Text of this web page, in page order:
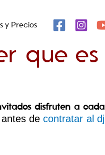
y Precios
que es
disfruten a cada
antes decontratar al dj